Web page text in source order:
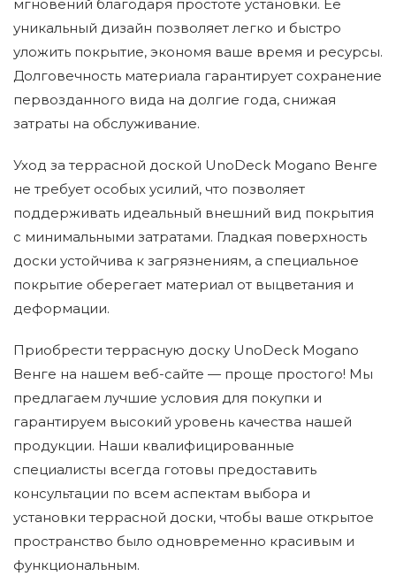
мгновений благодаря простоте установки. Ее
уникальный дизайн позволяет легко и быстро
уложить покрытие, экономя ваше время и ресурсы.
Долговечность материала гарантирует сохранение
первозданного вида на долгие года, снижая
затраты на обслуживание.
Уход за террасной доской UnoDeck Mogano Венге
не требует особых усилий, что позволяет
поддерживать идеальный внешний вид покрытия
с минимальными затратами. Гладкая поверхность
доски устойчива к загрязнениям, а специальное
покрытие оберегает материал от выцветания и
деформации.
Приобрести террасную доску UnoDeck Mogano
Венге на нашем веб-сайте — проще простого! Мы
предлагаем лучшие условия для покупки и
гарантируем высокий уровень качества нашей
продукции. Наши квалифицированные
специалисты всегда готовы предоставить
консультации по всем аспектам выбора и
установки террасной доски, чтобы ваше открытое
пространство было одновременно красивым и
функциональным.